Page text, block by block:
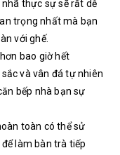
thực sự sẽ rất dễ
trọng nhất mà bạn
với ghế.
bao giờ hết
và vân đá tự nhiên
bếp nhà bạn sự
toàn có thể sử
làm bàn trà tiếp